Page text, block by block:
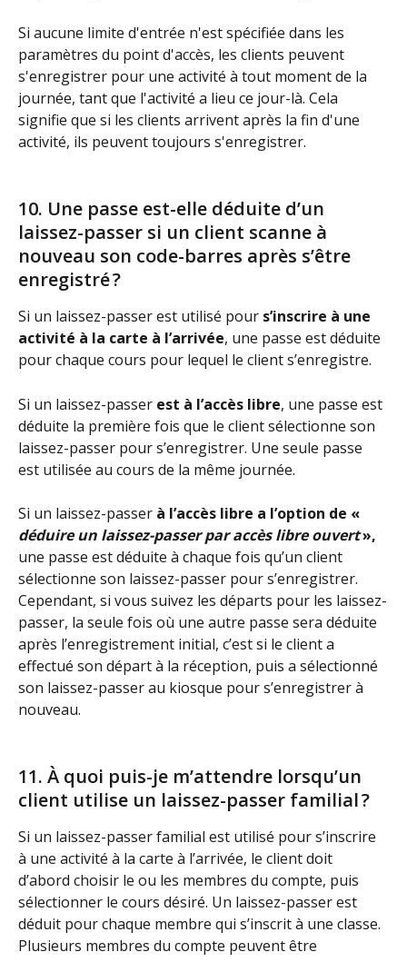
Si aucune limite d'entrée n'est spécifiée dans les
paramètres du point d'accès, les clients peuvent
s'enregistrer pour une activité à tout moment de la
journée, tant que l'activité a lieu ce jour-là. Cela
signifie que si les clients arrivent après la fin d'une
activité, ils peuvent toujours s'enregistrer.
10. Une passe est-elle déduite d’un
laissez-passer si un client scanne à
nouveau son code-barres après s’être
enregistré ?
Si un laissez-passer est utilisé pour s’inscrire à une
activité à la carte à l’arrivée, une passe est déduite
pour chaque cours pour lequel le client s’enregistre.
Si un laissez-passer est à l’accès libre, une passe est
déduite la première fois que le client sélectionne son
laissez-passer pour s’enregistrer. Une seule passe
est utilisée au cours de la même journée.
Si un laissez-passer à l’accès libre a l’option de «
déduire un laissez-passer par accès libre ouvert »,
une passe est déduite à chaque fois qu’un client
sélectionne son laissez-passer pour s’enregistrer.
Cependant, si vous suivez les départs pour les laissez-
passer, la seule fois où une autre passe sera déduite
après l’enregistrement initial, c’est si le client a
effectué son départ à la réception, puis a sélectionné
son laissez-passer au kiosque pour s’enregistrer à
nouveau.
11. À quoi puis-je m’attendre lorsqu’un
client utilise un laissez-passer familial ?
Si un laissez-passer familial est utilisé pour s’inscrire
à une activité à la carte à l’arrivée, le client doit
d’abord choisir le ou les membres du compte, puis
sélectionner le cours désiré. Un laissez-passer est
déduit pour chaque membre qui s’inscrit à une classe.
Plusieurs membres du compte peuvent être